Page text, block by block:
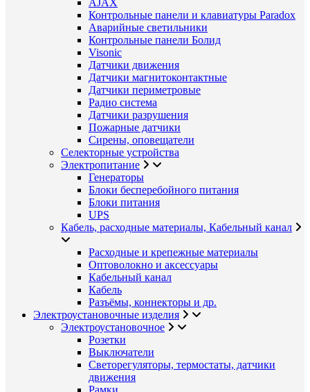
AJAX
Контрольные панели и клавиатуры Paradox
Аварийные светильники
Контрольные панели Болид
Visonic
Датчики движения
Датчики магнитоконтактные
Датчики периметровые
Радио система
Датчики разрушения
Пожарные датчики
Сирены, оповещатели
Селекторные устройства
Электропитание
Генераторы
Блоки бесперебойного питания
Блоки питания
UPS
Кабель, расходные материалы, Кабельный канал
Расходные и крепежные материалы
Оптоволокно и аксессуары
Кабельный канал
Кабель
Разъёмы, коннекторы и др.
Электроустановочные изделия
Электроустановочное
Розетки
Выключатели
Светорегуляторы, термостаты, датчики
движения
Рамки